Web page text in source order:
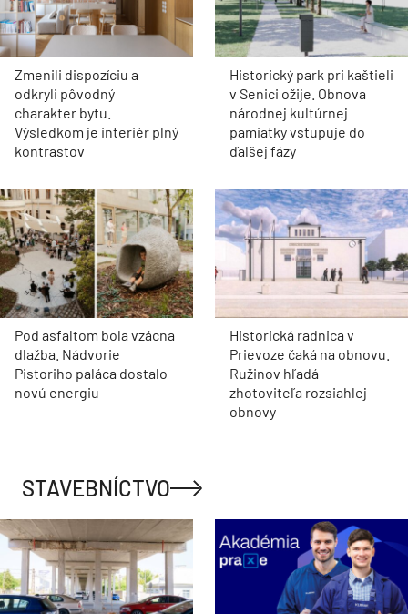
Zmenili dispozíciu a
odkryli pôvodný
charakter bytu.
Výsledkom je interiér plný
kontrastov
Historický park pri kaštieli
v Senici ožije. Obnova
národnej kultúrnej
pamiatky vstupuje do
ďalšej fázy
Pod asfaltom bola vzácna
dlažba. Nádvorie
Pistoriho paláca dostalo
novú energiu
Historická radnica v
Prievoze čaká na obnovu.
Ružinov hľadá
zhotoviteľa rozsiahlej
obnovy
STAVEBNÍCTVO